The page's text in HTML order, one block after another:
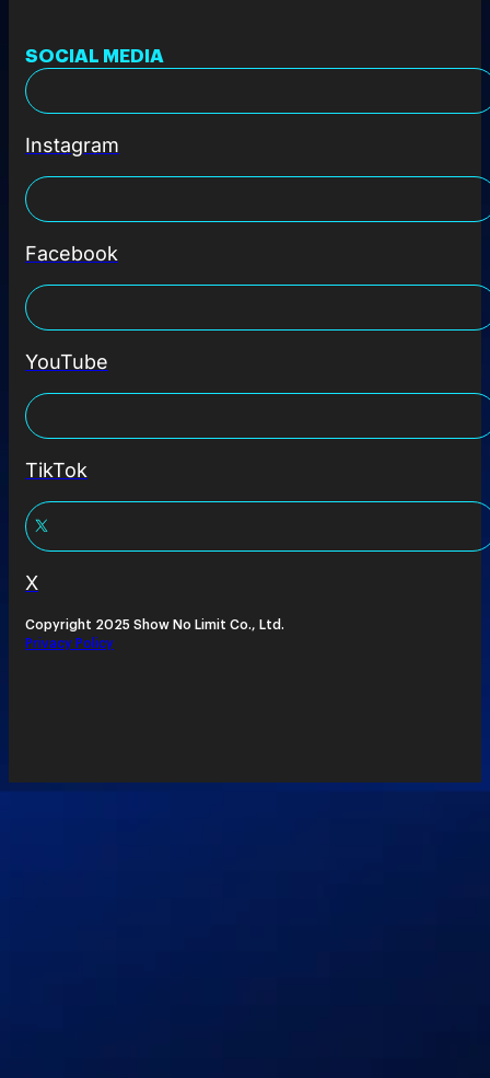
SOCIAL MEDIA
Instagram
Facebook
YouTube
TikTok
X
Copyright 2025 Show No Limit Co., Ltd.
Privacy Policy